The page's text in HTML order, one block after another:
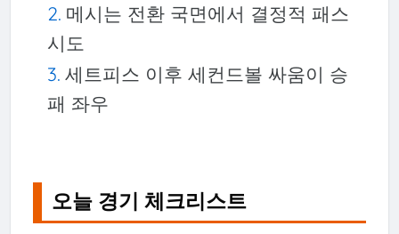
메시는 전환 국면에서 결정적 패스
시도
세트피스 이후 세컨드볼 싸움이 승
패 좌우
오늘 경기 체크리스트